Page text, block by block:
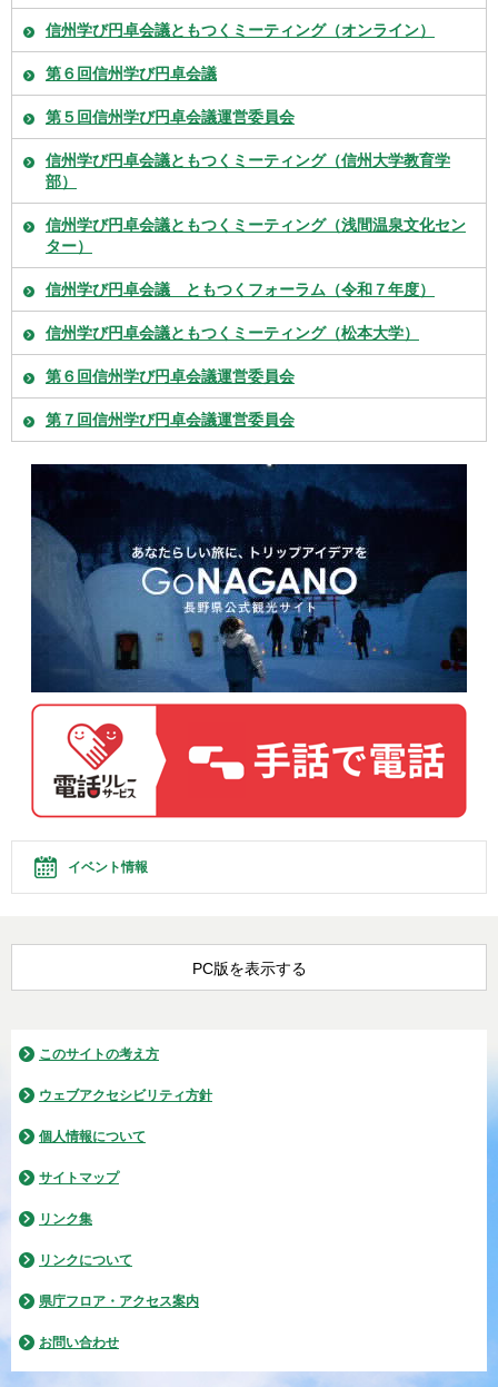
信州学び円卓会議ともつくミーティング（オンライン）
第６回信州学び円卓会議
第５回信州学び円卓会議運営委員会
信州学び円卓会議ともつくミーティング（信州大学教育学
部）
信州学び円卓会議ともつくミーティング（浅間温泉文化セン
ター）
信州学び円卓会議 ともつくフォーラム（令和７年度）
信州学び円卓会議ともつくミーティング（松本大学）
第６回信州学び円卓会議運営委員会
第７回信州学び円卓会議運営委員会
イベント情報
PC版を表示する
このサイトの考え方
ウェブアクセシビリティ方針
個人情報について
サイトマップ
リンク集
リンクについて
県庁フロア・アクセス案内
お問い合わせ